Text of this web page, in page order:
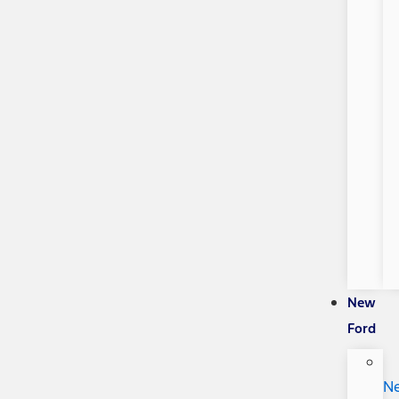
New
Ford